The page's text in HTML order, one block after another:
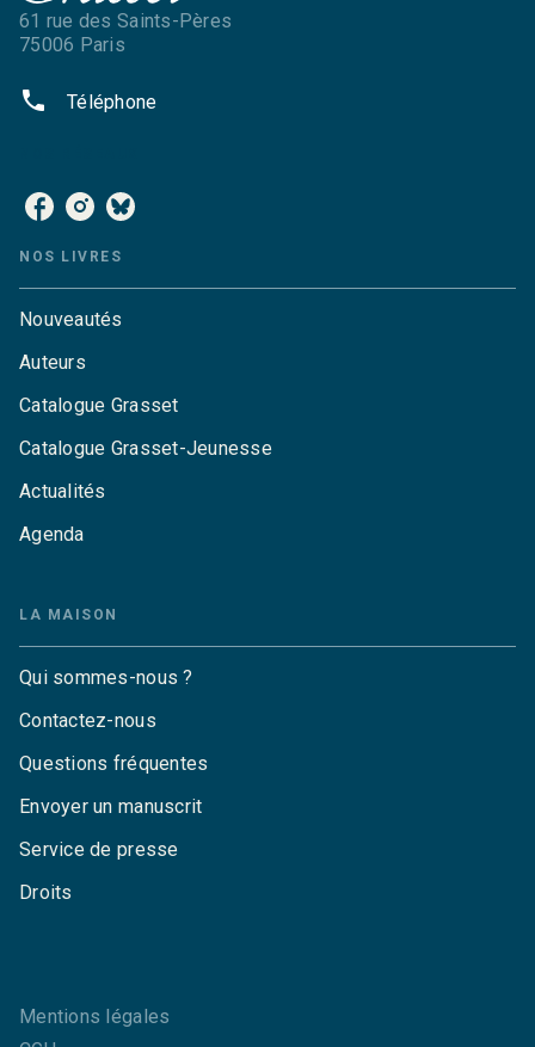
61 rue des Saints-Pères
75006 Paris
phone Téléphone
NOS LIVRES
Nouveautés
Auteurs
Catalogue Grasset
Catalogue Grasset-Jeunesse
Actualités
Agenda
LA MAISON
Qui sommes-nous ?
Contactez-nous
Questions fréquentes
Envoyer un manuscrit
Service de presse
Droits
Mentions légales